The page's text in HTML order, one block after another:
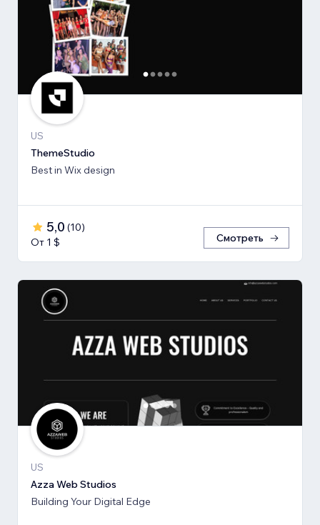
US
ThemeStudio
Best in Wix design
5,0 (10)
От 1 $
Смотреть
US
Azza Web Studios
Building Your Digital Edge